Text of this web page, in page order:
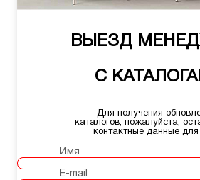
ВЫЕЗД
С
Для получения
каталогов, пожалуйста,
контактные данные для
Имя
E-mail